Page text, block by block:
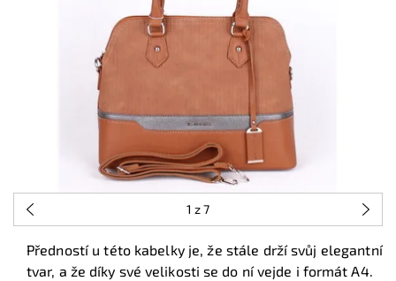
1 z 7
Předností u této kabelky je, že stále drží svůj elegantní
tvar, a že díky své velikosti se do ní vejde i formát A4.